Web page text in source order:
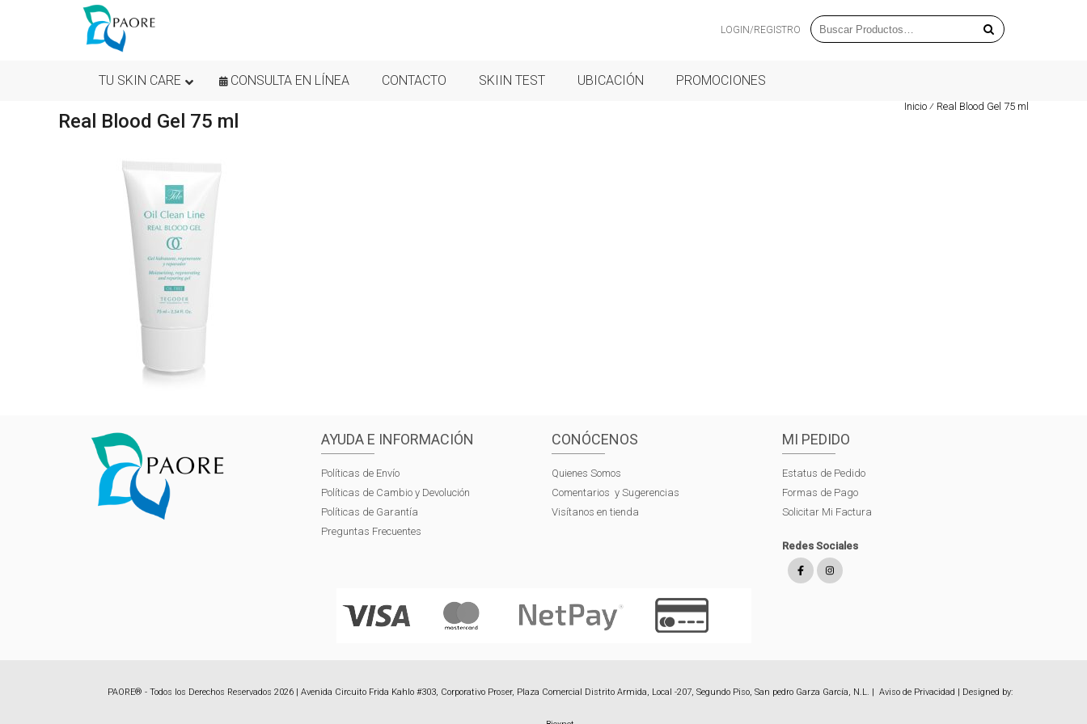
LOGIN/REGISTRO
TU SKIN CARE CONSULTA EN LÍNEA CONTACTO SKIIN TEST UBICACIÓN PROMOCIONES
Inicio ⁄ Real Blood Gel 75 ml
Real Blood Gel 75 ml
AYUDA E INFORMACIÓN
Políticas de Envío
Políticas de Cambio y Devolución
Políticas de Garantía
Preguntas Frecuentes
CONÓCENOS
Quienes Somos
Comentarios y Sugerencias
Visítanos en tienda
MI PEDIDO
Estatus de Pedido
Formas de Pago
Solicitar Mi Factura
Redes Sociales
PAORE® - Todos los Derechos Reservados 2026 | Avenida Circuito Frida Kahlo #303, Corporativo Proser, Plaza Comercial Distrito Armida, Local -207, Segundo Piso, San pedro Garza García, N.L. | Aviso de Privacidad | Designed by: